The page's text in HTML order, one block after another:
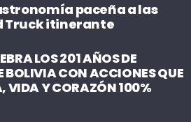
paceña a las
Truck itinerante
LOS 201 AÑOS DE
BOLIVIA CON ACCIONES QUE
VIDA Y CORAZÓN 100%